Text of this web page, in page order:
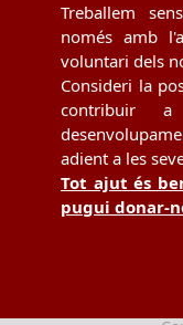
Treballem
només amb
voluntari dels
Consideri la
contribuir
adient a les
Tot ajut és
pugui donar-